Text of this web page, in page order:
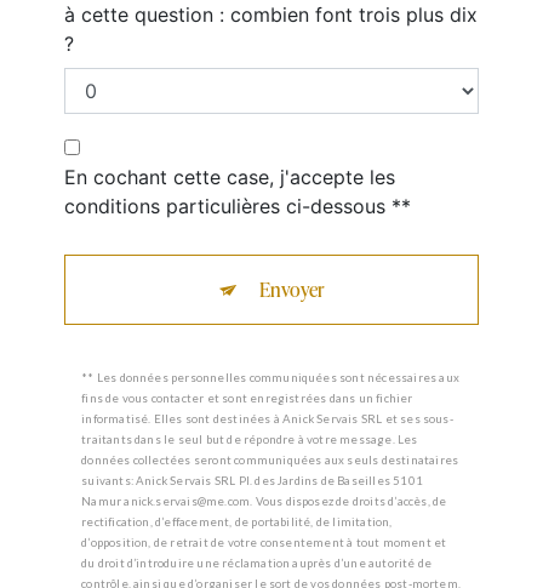
à cette question : combien font trois plus dix
?
En cochant cette case, j'accepte les
conditions particulières ci-dessous **
Envoyer
** Les données personnelles communiquées sont nécessaires aux
fins de vous contacter et sont enregistrées dans un fichier
informatisé. Elles sont destinées à Anick Servais SRL et ses sous-
traitants dans le seul but de répondre à votre message. Les
données collectées seront communiquées aux seuls destinataires
suivants: Anick Servais SRL Pl. des Jardins de Baseilles 5101
Namur anick.servais@me.com. Vous disposez de droits d’accès, de
rectification, d’effacement, de portabilité, de limitation,
d’opposition, de retrait de votre consentement à tout moment et
du droit d’introduire une réclamation auprès d’une autorité de
contrôle, ainsi que d’organiser le sort de vos données post-mortem.